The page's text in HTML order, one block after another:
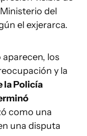
del
el exjerarca.
los
y la
la Policía
como una
una disputa